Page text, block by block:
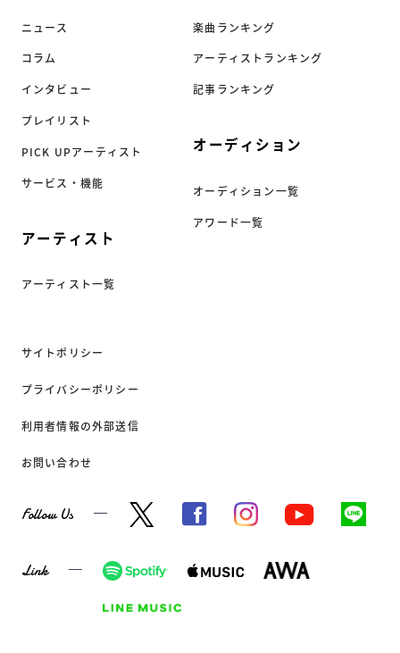
ニュース
コラム
インタビュー
プレイリスト
PICK UPアーティスト
サービス・機能
アーティスト
アーティスト一覧
楽曲ランキング
アーティストランキング
記事ランキング
オーディション
オーディション一覧
アワード一覧
サイトポリシー
プライバシーポリシー
利用者情報の外部送信
お問い合わせ
Follow Us
Link